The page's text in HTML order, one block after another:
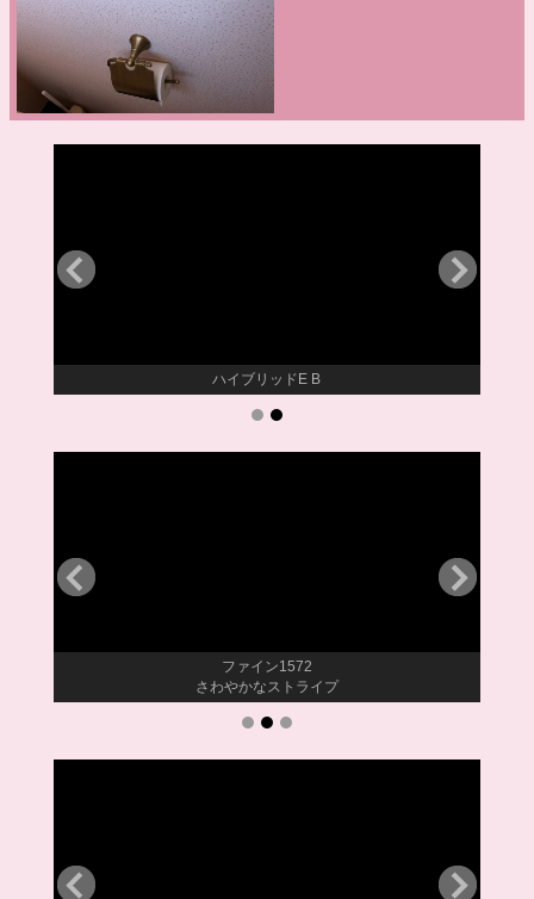
ハイブリッドE B
ファイン1572
さわやかなストライプ